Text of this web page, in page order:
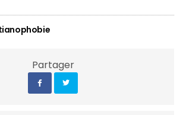
Partager